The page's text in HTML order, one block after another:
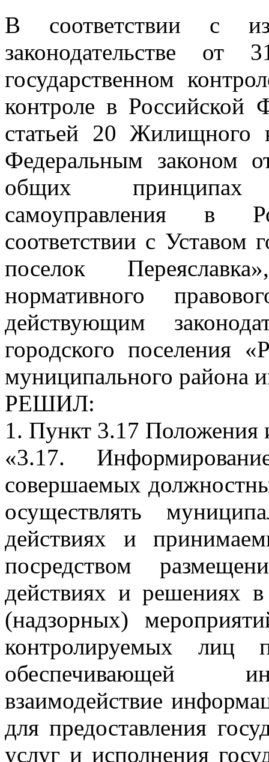
В соответствии с
законодательстве
государственном
контроле в Российской
статьей 20 Жилищного
Федеральным
общих принципах
самоуправления в
соответствии с Уставом
поселок
нормативного
действующим
городского поселения
муниципального района
РЕШИЛ:
1. Пункт 3.17 Положения
«3.17.
совершаемых
осуществлять
действиях и
посредством
действиях и решениях
(надзорных)
контролируемых лиц
обеспечивающей
взаимодействие
для предоставления
услуг и исполнения